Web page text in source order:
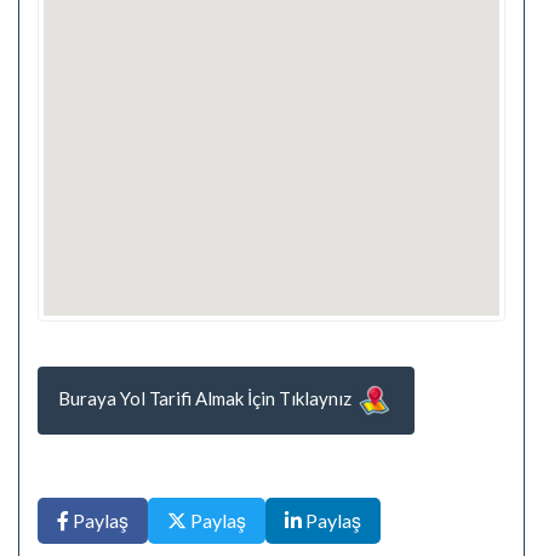
Buraya Yol Tarifi Almak İçin Tıklaynız
Paylaş Paylaş Paylaş